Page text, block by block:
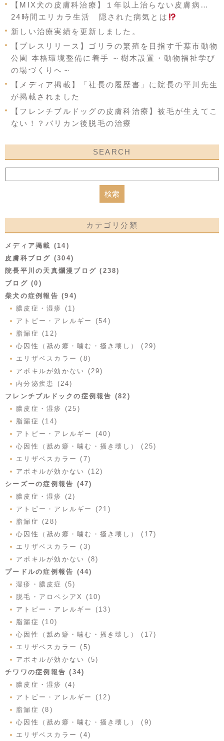
【MIX犬の皮膚科治療】１年以上治らない皮膚病…
24時間エリカラ生活 隠された病気とは
新しい治療実績を更新しました。
【プレスリリース】ゴリラの繁殖を目指す千葉市動物
公園 本格環境整備に着手 ～樹木設置・動物福祉学び
の場づくりへ～
【メディア掲載】「社長の履歴書」に院長の平川先生
が掲載されました
【フレンチブルドッグの皮膚科治療】被毛が生えてこ
ない！？バリカン後脱毛の治療
SEARCH
カテゴリ分類
メディア掲載 (14)
皮膚科ブログ (304)
院長平川の天真爛漫ブログ (238)
ブログ (0)
柴犬の症例報告 (94)
膿皮症・湿疹 (1)
アトピー・アレルギー (54)
脂漏症 (12)
心因性（舐め癖・噛む・掻き壊し） (29)
エリザベスカラー (8)
アポキルが効かない (29)
内分泌疾患 (24)
フレンチブルドックの症例報告 (82)
膿皮症・湿疹 (25)
脂漏症 (14)
アトピー・アレルギー (40)
心因性（舐め癖・噛む・掻き壊し） (25)
エリザベスカラー (7)
アポキルが効かない (12)
シーズーの症例報告 (47)
膿皮症・湿疹 (2)
アトピー・アレルギー (21)
脂漏症 (28)
心因性（舐め癖・噛む・掻き壊し） (17)
エリザベスカラー (3)
アポキルが効かない (8)
プードルの症例報告 (44)
湿疹・膿皮症 (5)
脱毛・アロペシアX (10)
アトピー・アレルギー (13)
脂漏症 (10)
心因性（舐め癖・噛む・掻き壊し） (17)
エリザベスカラー (5)
アポキルが効かない (5)
チワワの症例報告 (34)
膿皮症・湿疹 (4)
アトピー・アレルギー (12)
脂漏症 (8)
心因性（舐め癖・噛む・掻き壊し） (9)
エリザベスカラー (4)